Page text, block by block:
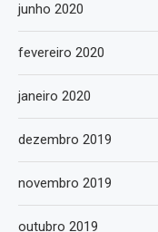
junho 2020
fevereiro 2020
janeiro 2020
dezembro 2019
novembro 2019
outubro 2019